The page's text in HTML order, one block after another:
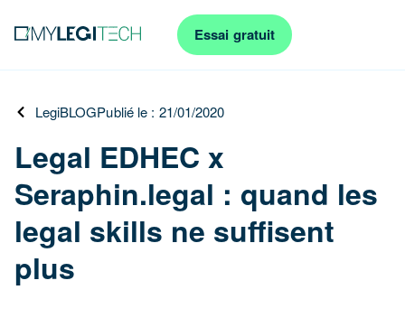
Essai gratuit
LegiBLOGPublié le : 21/01/2020
Legal EDHEC x
Seraphin.legal : quand les
legal skills ne suffisent
plus